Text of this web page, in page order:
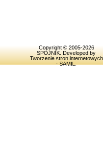
Copyright © 2005-2026
SPOJNIK . Developed by
Tworzenie stron internetowych
- SAMIL.